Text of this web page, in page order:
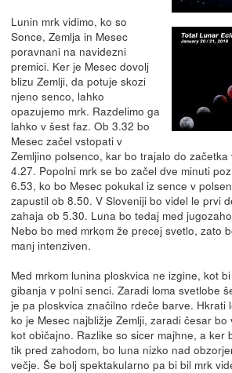
Lunin mrk vidimo, ko so
Sonce, Zemlja in Mesec
poravnani na navidezni
premici. Ker je Mesec dovolj
blizu Zemlji, da potuje skozi
njeno senco, lahko
opazujemo mrk. Razdelimo ga
lahko v šest faz. Ob 3.32 bo
Mesec začel vstopati v
Zemljino polsenco, kar bo trajalo do
4.27. Popolni mrk se bo začel dve minuti
6.53, ko bo Mesec pokukal iz sence v
zapustil ob 8.50. V Sloveniji bo videl le prvi
zahaja ob 5.30. Luna bo tedaj med
Nebo bo med mrkom že precej svetlo, zato
manj intenziven.
Med mrkom lunina ploskvica ne izgine, kot
gibanja v polni senci. Zaradi loma svetlobe
je pa ploskvica značilno rdeče barve. Hkrati
ko je Mesec najbližje Zemlji, zaradi česar bo
kot običajno. Razlike so sicer majhne, a ker
tik pred zahodom, bo luna nizko nad
večje. Še bolj spektakularno pa bi bil mrk